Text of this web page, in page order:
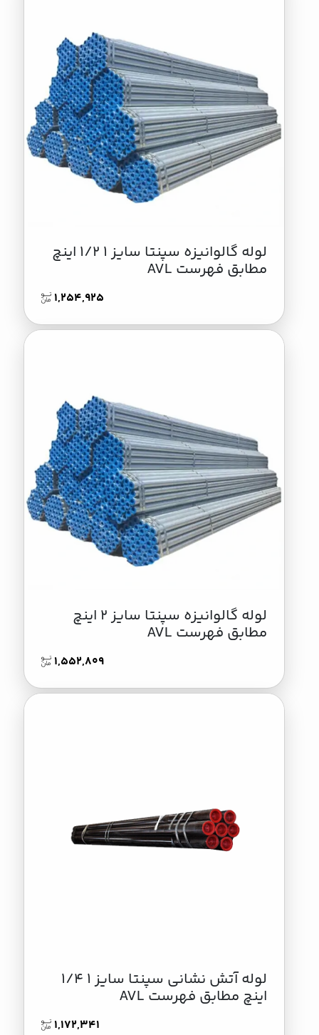
لوله گالوانیزه سپنتا سایز 1 1/2 اینچ
مطابق فهرست AVL
1,254,925
لوله گالوانیزه سپنتا سایز 2 اینچ
مطابق فهرست AVL
1,552,809
لوله آتش نشانی سپنتا سایز 1 1/4
اینچ مطابق فهرست AVL
1,172,341